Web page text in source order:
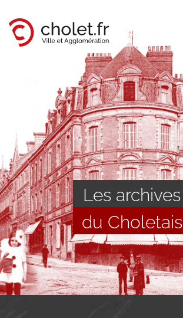
Les archives
du Choletais